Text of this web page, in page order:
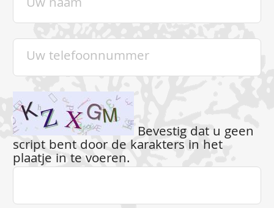
Bevestig dat u geen
script bent door de karakters in het
plaatje in te voeren.